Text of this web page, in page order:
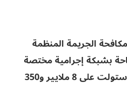
الجريمة المنظمة
بشبكة إجرامية مختصة
في السرقة والسطو، استولت على 8 ملايير و350